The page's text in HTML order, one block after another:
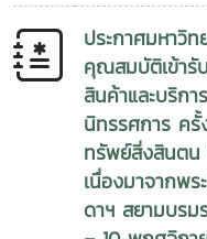
ประกาศมหาวิ
คุณสมบัติเข้ารั
สินค้าและบริกา
นิทรรศการ ค
ทรัพย์สิ่งสินตน
เนื่องมาจากพร
ดาฯ สยามบรม